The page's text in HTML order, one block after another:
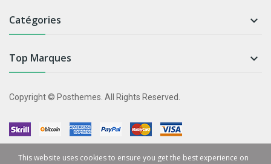
Catégories 
Top Marques 
Copyright © Posthemes. All Rights Reserved.
This website uses cookies to ensure you get the best experience on